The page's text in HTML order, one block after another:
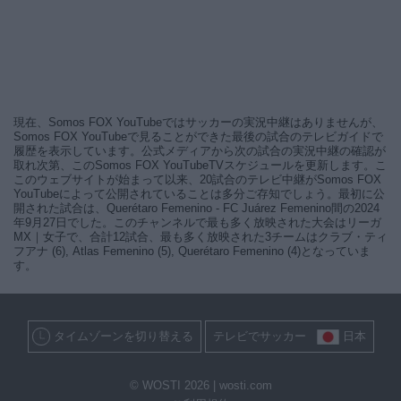
現在、Somos FOX YouTubeではサッカーの実況中継はありませんが、
Somos FOX YouTubeで見ることができた最後の試合のテレビガイドで
履歴を表示しています。公式メディアから次の試合の実況中継の確認が
取れ次第、このSomos FOX YouTubeTVスケジュールを更新します。こ
このウェブサイトが始まって以来、20試合のテレビ中継がSomos FOX
YouTubeによって公開されていることは多分ご存知でしょう。最初に公
開された試合は、Querétaro Femenino - FC Juárez Femenino間の2024
年9月27日でした。このチャンネルで最も多く放映された大会はリーガ
MX｜女子で、合計12試合、最も多く放映された3チームはクラブ・ティ
フアナ (6), Atlas Femenino (5), Querétaro Femenino (4)となっていま
す。
タイムゾーンを切り替える テレビでサッカー 日本
© WOSTI 2026 | wosti.com